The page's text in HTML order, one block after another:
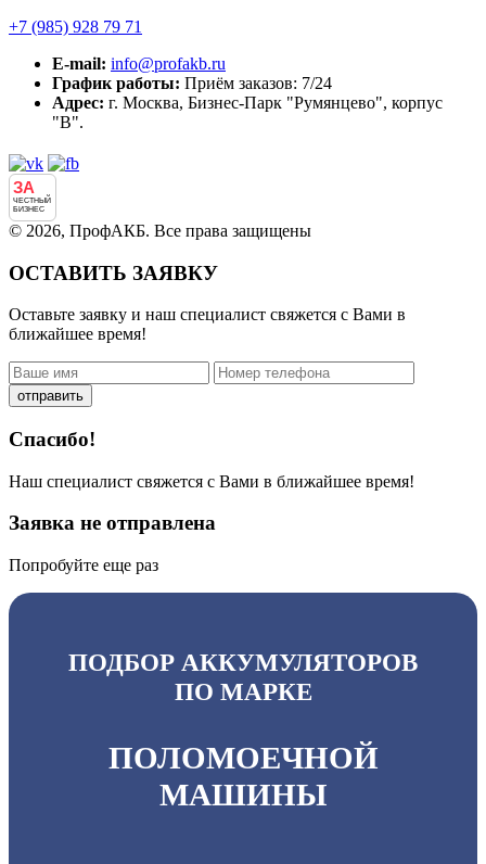
+7 (985) 928 79 71
E-mail: info@profakb.ru
График работы: Приём заказов: 7/24
Адрес: г. Москва, Бизнес-Парк "Румянцево", корпус
"В".
ЗА
ЧЕСТНЫЙ
БИЗНЕС
© 2026, ПрофАКБ. Все права защищены
ОСТАВИТЬ ЗАЯВКУ
Оставьте заявку и наш специалист свяжется с Вами в
ближайшее время!
отправить
Спасибо!
Наш специалист свяжется с Вами в ближайшее время!
Заявка не отправлена
Попробуйте еще раз
ПОДБОР АККУМУЛЯТОРОВ
ПО МАРКЕ
ПОЛОМОЕЧНОЙ
МАШИНЫ